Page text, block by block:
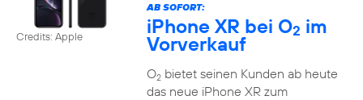
Credits: Apple
AB SOFORT:
iPhone XR bei O2 im
Vorverkauf
O2bietet seinen Kunden ab heute
das neue iPhone XR zum